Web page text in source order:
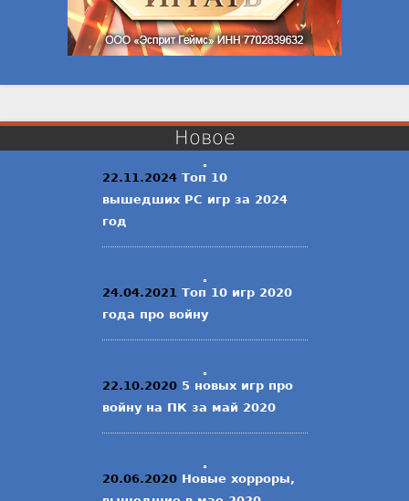
Новое
22.11.2024 Топ 10
вышедших PC игр за 2024
год
24.04.2021 Топ 10 игр 2020
года про войну
22.10.2020 5 новых игр про
войну на ПК за май 2020
20.06.2020 Новые хорроры,